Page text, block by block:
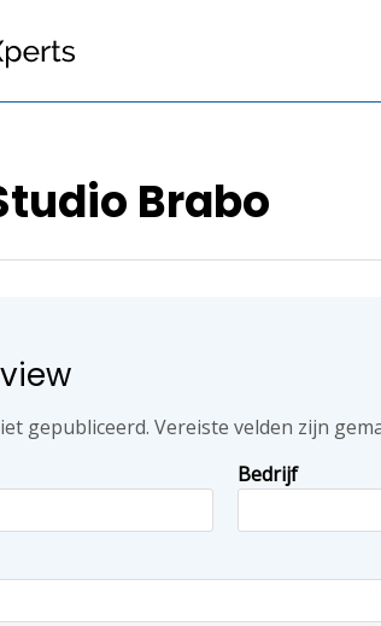
Brabo
gepubliceerd. Vereiste velden zijn
Bedrijf